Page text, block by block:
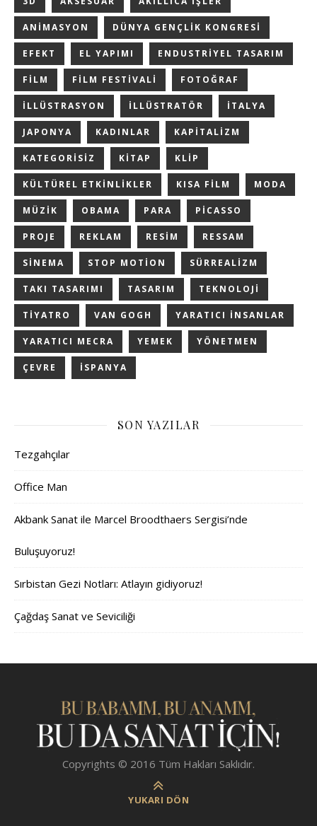
ANIMASYON DÜNYA GENÇLIK KONGRESI
EFEKT EL YAPIMI ENDUSTRIYEL TASARIM
FILM FILM FESTIVALI FOTOĞRAF
ILLÜSTRASYON ILLÜSTRATÖR ITALYA
JAPONYA KADINLAR KAPITALIZM
KATEGORISIZ KITAP KLIP
KÜLTÜREL ETKINLIKLER KISA FILM MODA
MÜZIK OBAMA PARA PICASSO
PROJE REKLAM RESIM RESSAM
SINEMA STOP MOTION SÜRREALIZM
TAKI TASARIMI TASARIM TEKNOLOJI
TIYATRO VAN GOGH YARATICI INSANLAR
YARATICI MECRA YEMEK YÖNETMEN
ÇEVRE İSPANYA
SON YAZILAR
Tezgahçılar
Office Man
Akbank Sanat ile Marcel Broodthaers Sergisi’nde
Buluşuyoruz!
Sırbistan Gezi Notları: Atlayın gidiyoruz!
Çağdaş Sanat ve Seviciliği
Copyrights © 2016 Tüm Hakları Saklıdır.
YUKARI DÖN